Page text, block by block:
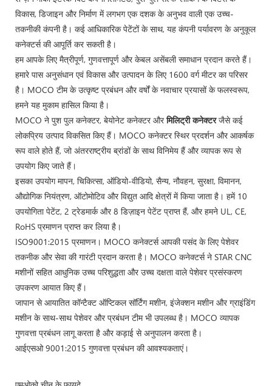
विकास, डिजाइन और निर्माण में लगभग एक दशक के अनुभव वाली एक उच्च-
तकनीकी कंपनी है। कई आधिकारिक पेटेंटों के साथ, यह कंपनी पर्यावरण के अनुकूल
कनेक्टर्स की आपूर्ति कर सकती है।
हम आपके लिए मैत्रीपूर्ण, गुणवत्तापूर्ण और केबल असेंबली समाधान प्रदान करते हैं।
हमारे पास अनुसंधान एवं विकास और उत्पादन के लिए 1600 वर्ग मीटर का परिसर
है। MOCO टीम के उत्कृष्ट प्रबंधन और वर्षों के नवाचार प्रयासों के फलस्वरूप,
हमने यह मुकाम हासिल किया है।
MOCO ने पुश पुल कनेक्टर, बेयोनेट कनेक्टर औरमिलिट्री कनेक्टरजैसे कई
लोकप्रिय उत्पाद विकसित किए हैं। MOCO कनेक्टर स्थिर प्रदर्शन और आकर्षक
रूप वाले होते हैं, जो अंतरराष्ट्रीय ब्रांडों के साथ विनिमेय हैं और व्यापक रूप से
उपयोग किए जाते हैं।
इसका उपयोग मापन, चिकित्सा, ऑडियो-वीडियो, सैन्य, नौवहन, सुरक्षा, विमानन,
औद्योगिक नियंत्रण, ऑटोमोटिव और विद्युत आदि क्षेत्रों में किया जाता है। हमें 10
उपयोगिता पेटेंट, 2 ट्रेडमार्क और 8 डिज़ाइन पेटेंट प्राप्त हैं, और हमने UL, CE,
RoHS प्रमाणन प्राप्त कर लिया है।
ISO9001:2015 प्रमाणन। MOCO कनेक्टर्स आपकी पसंद के लिए पेशेवर
तकनीक और सेवा की गारंटी प्रदान करता है। MOCO कनेक्टर्स ने STAR CNC
मशीनों सहित आधुनिक उच्च परिशुद्धता और उच्च दक्षता वाले पेशेवर प्रसंस्करण
उपकरण आयात किए हैं।
जापान से आयातित कॉन्टैक्ट ऑप्टिकल सॉर्टिंग मशीन, इंजेक्शन मशीन और ग्राइंडिंग
मशीन के साथ-साथ पेशेवर और प्रबंधन टीम भी उपलब्ध है। MOCO व्यापक
गुणवत्ता प्रबंधन लागू करता है और कड़ाई से अनुपालन करता है।
आईएसओ 9001:2015 गुणवत्ता प्रबंधन की आवश्यकताएं।